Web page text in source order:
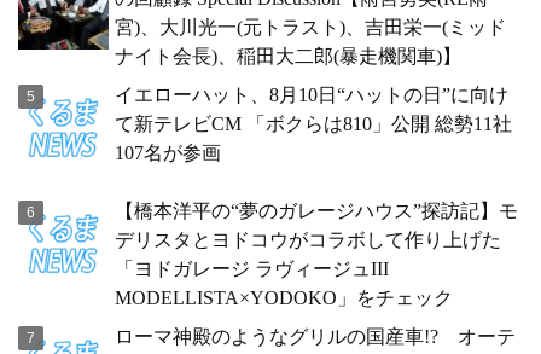
宮)、大川光一(元トラスト)、吉田栄一(ミッド
ナイト会長)、稲田大二郎(暴走機関車)】
イエローハット、8月10日“ハットの日”に向け
て新テレビCM 「ボクらは810」公開 総勢11社
107名が参画
【橋本洋平の“夢のガレージハウス”探訪記】モ
デリスタとヨドコウがコラボして作り上げた
「ヨドガレージ ラヴィージュIII
MODELLISTA×YODOKO」をチェック
ローマ神殿のようなグリルの国産車!? オーテ